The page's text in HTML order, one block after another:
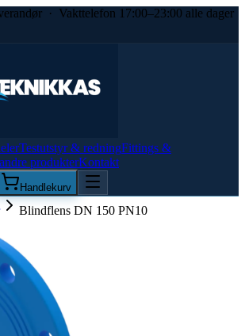
· Vakttelefon 17:00–23:00 alle dager
Testutstyr & redningFittings &
produkterKontakt
Handlekurv
Blindflens DN 150 PN10